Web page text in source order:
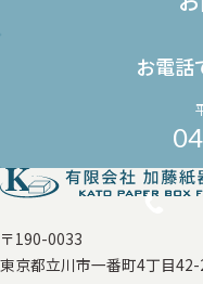
お電話
〒190-0033
東京都立川市一番町4丁目42-